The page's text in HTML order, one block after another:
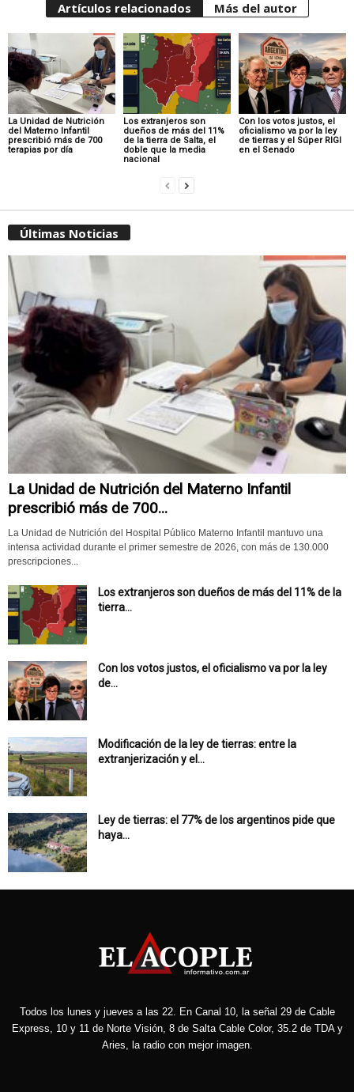
Artículos relacionados Más del autor
La Unidad de Nutrición
del Materno Infantil
prescribió más de 700
terapias por día
Los extranjeros son
dueños de más del 11%
de la tierra de Salta, el
doble que la media
nacional
Con los votos justos, el
oficialismo va por la ley
de tierras y el Súper RIGI
en el Senado
Últimas Noticias
La Unidad de Nutrición del Materno Infantil
prescribió más de 700...
La Unidad de Nutrición del Hospital Público Materno Infantil mantuvo una
intensa actividad durante el primer semestre de 2026, con más de 130.000
prescripciones...
Los extranjeros son dueños de más del 11% de la
tierra...
Con los votos justos, el oficialismo va por la ley
de...
Modificación de la ley de tierras: entre la
extranjerización y el...
Ley de tierras: el 77% de los argentinos pide que
haya...
Todos los lunes y jueves a las 22. En Canal 10, la señal 29 de Cable
Express, 10 y 11 de Norte Visión, 8 de Salta Cable Color, 35.2 de TDA y
Aries, la radio con mejor imagen.